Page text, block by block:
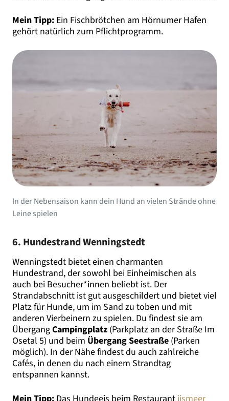
Mein Tipp: Ein Fischbrötchen am Hörnumer Hafen
gehört natürlich zum Pflichtprogramm.
In der Nebensaison kann dein Hund an vielen Strände ohne
Leine spielen
6. Hundestrand Wenningstedt
Wenningstedt bietet einen charmanten
Hundestrand, der sowohl bei Einheimischen als
auch bei Besucher*innen beliebt ist. Der
Strandabschnitt ist gut ausgeschildert und bietet viel
Platz für Hunde, um im Sand zu toben und mit
anderen Vierbeinern zu spielen. Du findest sie am
ÜbergangCampingplatz (Parkplatz an der Straße Im
Osetal 5) und beim Übergang Seestraße (Parken
möglich). In der Nähe findest du auch zahlreiche
Cafés, in denen du nach einem Strandtag
entspannen kannst.
Mein Tipp: Das Hundeeis beim Restaurant iismeer